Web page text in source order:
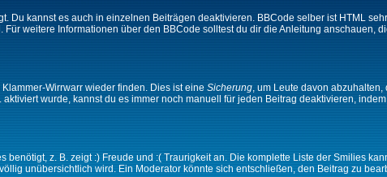
Du kannst es auch in einzelnen Beiträgen deaktivieren. BBCode selber ist HTML
weitere Informationen über den BBCode solltest du dir die Anleitung anschauen,
Wirrwarr wieder finden. Dies ist eine Sicherung, um Leute davon abzuhalten,
wurde, kannst du es immer noch manuell für jeden Beitrag deaktivieren,
z. B. zeigt :) Freude und :( Traurigkeit an. Die komplette Liste der Smilies
unübersichtlich wird. Ein Moderator könnte sich entschließen, den Beitrag zu